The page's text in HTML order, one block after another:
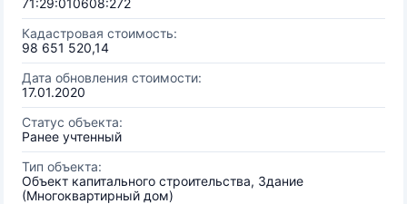
71:29:010608:272
Кадастровая стоимость:
98 651 520,14
Дата обновления стоимости:
17.01.2020
Статус объекта:
Ранее учтенный
Тип объекта:
Объект капитального строительства, Здание
(Многоквартирный дом)